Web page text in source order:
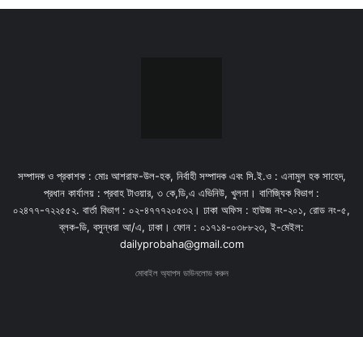
সম্পাদক ও প্রকাশক : মোঃ আশরাফ-উল-হক, নির্বাহী সম্পাদক এবং সি.ই.ও : এনামুল হক সাহেদ,
প্রধান কার্যালয় : প্রবাহ টাওয়ার, ৩ কে,ডি,এ এভিনিউ, খুলনা। বাণিজ্যিক বিভাগ :
০২৪৭৭-৭২২৫৫২. বার্তা বিভাগ : ০২-৪৭৭৭২০৫৩২। ঢাকা অফিস : হাউজ নং-২০১, রোড নং-৫,
ব্লক-ডি, বসুন্ধরা আ/এ, ঢাকা। ফোন : ০১৭১৪-০৩৮৮২৩, ই-মেইল:
dailyprobaha@gmail.com
মোবাইল অ্যাপস ডাউনলোড করুন